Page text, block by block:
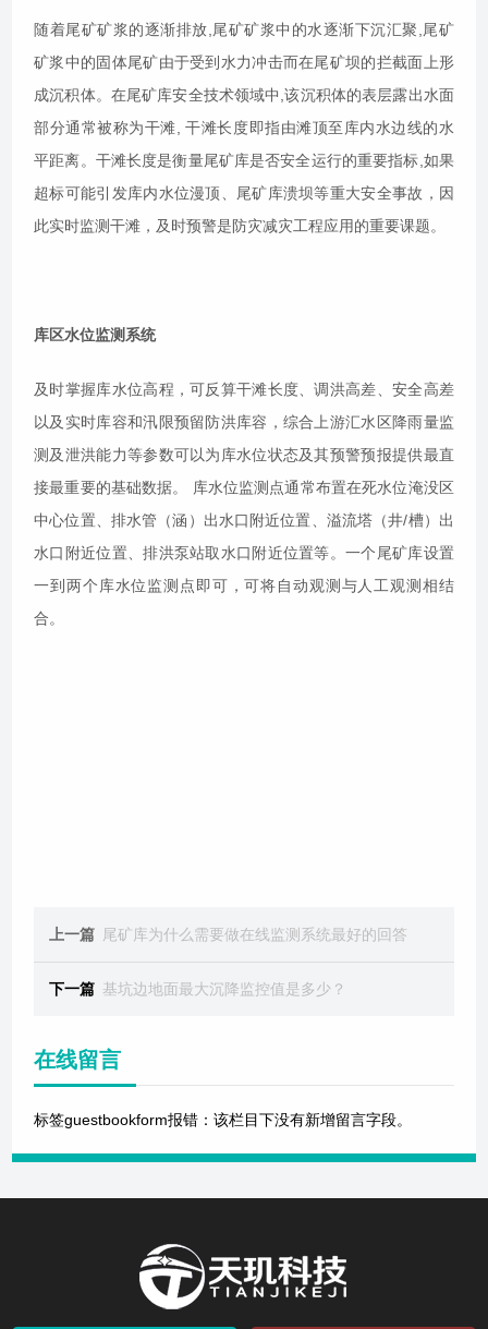
随着尾矿矿浆的逐渐排放,尾矿矿浆中的水逐渐下沉汇聚,尾矿
矿浆中的固体尾矿由于受到水力冲击而在尾矿坝的拦截面上形
成沉积体。在尾矿库安全技术领域中,该沉积体的表层露出水面
部分通常被称为干滩, 干滩长度即指由滩顶至库内水边线的水
平距离。干滩长度是衡量尾矿库是否安全运行的重要指标,如果
超标可能引发库内水位漫顶、尾矿库溃坝等重大安全事故，因
此实时监测干滩，及时预警是防灾减灾工程应用的重要课题。
库区水位监测系统
及时掌握库水位高程，可反算干滩长度、调洪高差、安全高差
以及实时库容和汛限预留防洪库容，综合上游汇水区降雨量监
测及泄洪能力等参数可以为库水位状态及其预警预报提供最直
接最重要的基础数据。 库水位监测点通常布置在死水位淹没区
中心位置、排水管（涵）出水口附近位置、溢流塔（井/槽）出
水口附近位置、排洪泵站取水口附近位置等。一个尾矿库设置
一到两个库水位监测点即可，可将自动观测与人工观测相结
合。
上一篇 尾矿库为什么需要做在线监测系统最好的回答
下一篇 基坑边地面最大沉降监控值是多少？
在线留言
标签guestbookform报错：该栏目下没有新增留言字段。